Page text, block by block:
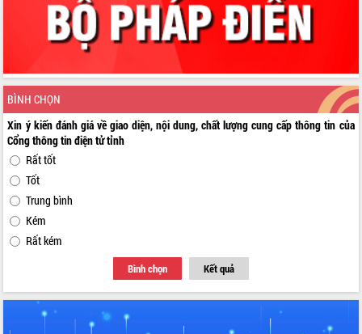
BÌNH CHỌN
Xin ý kiến đánh giá về giao diện, nội dung, chất lượng cung cấp thông tin của
Cổng thông tin điện tử tỉnh
Rất tốt
Tốt
Trung bình
Kém
Rất kém
Bình chọn Kết quả